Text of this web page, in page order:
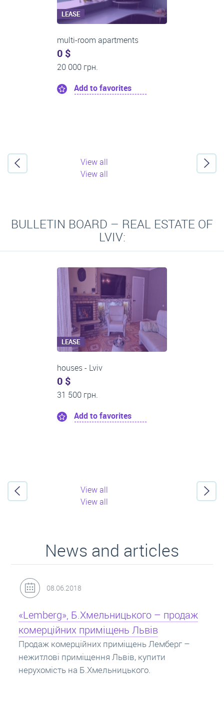
LEASE
multi-room apartments
0 $
26 500 грн.
Add to favorites
View all
View all
BULLETIN BOARD – REAL ESTATE OF
LVIV:
LEASE
One-room apartments
21 500 грн.
Add to favorites
View all
View all
News and articles
31.05.2018
Кредит під заставу нерухомості:
Іпотека на квартиру – кредит на житло під
заставу нерухомості. Купити в іпотеку – що
потрібно знати? Консультація від Експертів
про іпотечні кредити.